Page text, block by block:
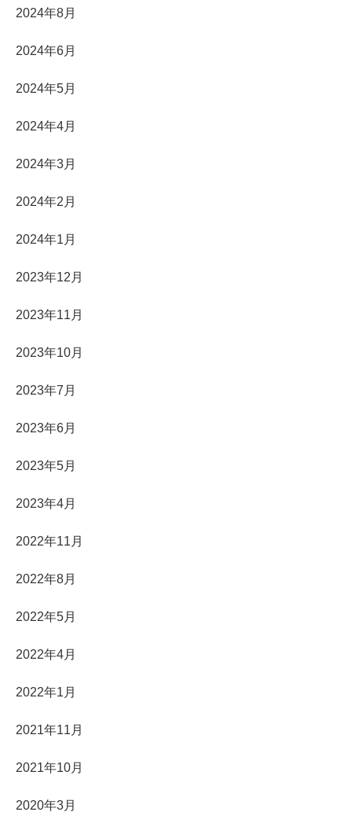
2024年8月
2024年6月
2024年5月
2024年4月
2024年3月
2024年2月
2024年1月
2023年12月
2023年11月
2023年10月
2023年7月
2023年6月
2023年5月
2023年4月
2022年11月
2022年8月
2022年5月
2022年4月
2022年1月
2021年11月
2021年10月
2020年3月